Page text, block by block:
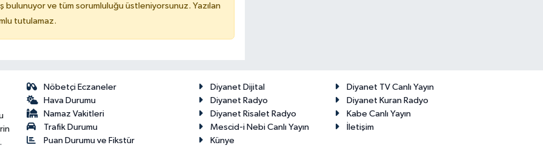
bulunuyor ve tüm sorumluluğu üstleniyorsunuz. Yazılan
tutulamaz.
Nöbetçi Eczaneler
Hava Durumu
Namaz Vakitleri
Trafik Durumu
Puan Durumu ve Fikstür
Diyanet Dijital
Diyanet TV Canlı Yayın
Diyanet Radyo
Diyanet Kuran Radyo
Diyanet Risalet Radyo
Kabe Canlı Yayın
Mescid-i Nebi Canlı Yayın
İletişim
Künye